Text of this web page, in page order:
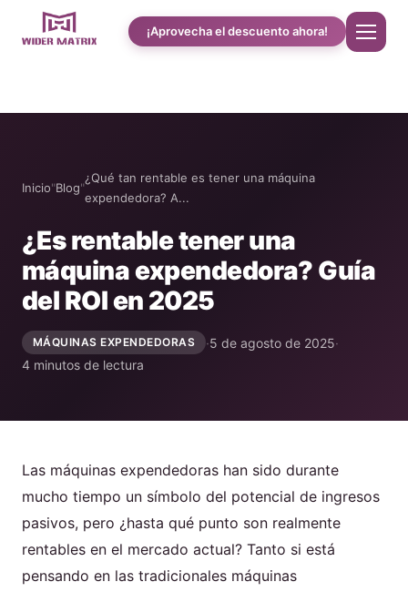
Inicio
Quiénes somos
Tienda
Cotton Candy Estudio de caso
Máquina expendedora de fundas de teléfono
Póngase en contacto con nosotros
¡Aprovecha el descuento ahora!
Inicio"Blog"
¿Qué tan rentable es tener una máquina
expendedora? A...
¿Es rentable tener una
máquina expendedora? Guía
del ROI en 2025
MÁQUINAS EXPENDEDORAS ·5 de agosto de 2025·
4 minutos de lectura
Las máquinas expendedoras han sido durante
mucho tiempo un símbolo del potencial de ingresos
pasivos, pero ¿hasta qué punto son realmente
rentables en el mercado actual? Tanto si está
pensando en las tradicionales máquinas